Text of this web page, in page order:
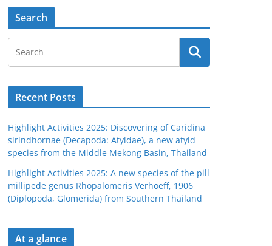
Search
Recent Posts
Highlight Activities 2025: Discovering of Caridina
sirindhornae (Decapoda: Atyidae), a new atyid
species from the Middle Mekong Basin, Thailand
Highlight Activities 2025: A new species of the pill
millipede genus Rhopalomeris Verhoeff, 1906
(Diplopoda, Glomerida) from Southern Thailand
At a glance